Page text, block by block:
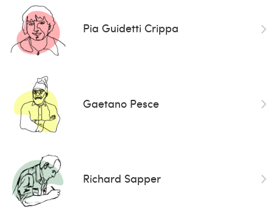
Pia Guidetti Crippa
Gaetano Pesce
Richard Sapper